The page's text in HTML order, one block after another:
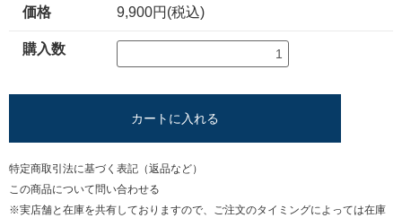
価格 9,900円(税込)
購入数
カートに入れる
特定商取引法に基づく表記（返品など）
この商品について問い合わせる
※実店舗と在庫を共有しておりますので、ご注文のタイミングによっては在庫